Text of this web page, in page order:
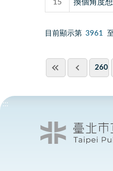
15 換個角度想
目前顯示第 3961
260
:::